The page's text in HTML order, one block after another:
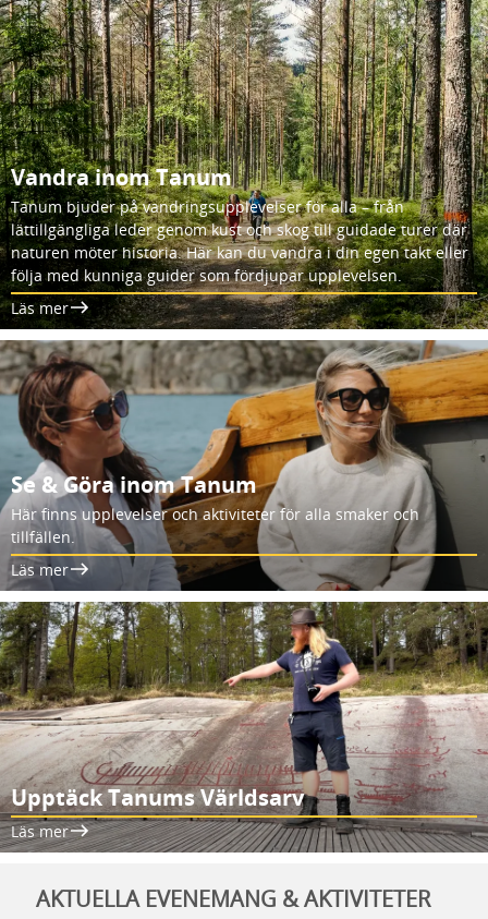
Vandra inom Tanum
Tanum bjuder på vandringsupplevelser för alla – från
lättillgängliga leder genom kust och skog till guidade turer där
naturen möter historia. Här kan du vandra i din egen takt eller
följa med kunniga guider som fördjupar upplevelsen.
Läs mer
Se & Göra inom Tanum
Här finns upplevelser och aktiviteter för alla smaker och
tillfällen.
Läs mer
Upptäck Tanums Världsarv
Läs mer
AKTUELLA EVENEMANG & AKTIVITETER